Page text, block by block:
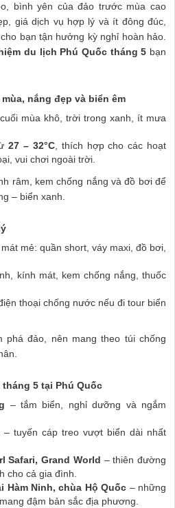
bình yên của đảo trước mùa cao
giá dịch vụ hợp lý và ít đông đúc,
bạn tận hưởng kỳ nghỉ hoàn hảo.
du lịch Phú Quốc tháng 5 bạn
nắng đẹp và biển êm
mùa khô, trời trong xanh, ít mưa
27 – 32°C, thích hợp cho các hoạt
vui chơi ngoài trời.
râm, kem chống nắng và đồ bơi để
– biển xanh.
mẻ: quần short, váy maxi, đồ bơi,
kính mát, kem chống nắng, thuốc
thoại chống nước nếu đi tour biển
phá đảo, nên mang theo túi chống
5 tại Phú Quốc
– tắm biển, nghỉ dưỡng và ngắm
– tuyến cáp treo vượt biển dài nhất
Safari, Grand World – thiên đường
cho cả gia đình.
Hàm Ninh, chùa Hộ Quốc – những
đậm bản sắc địa phương.